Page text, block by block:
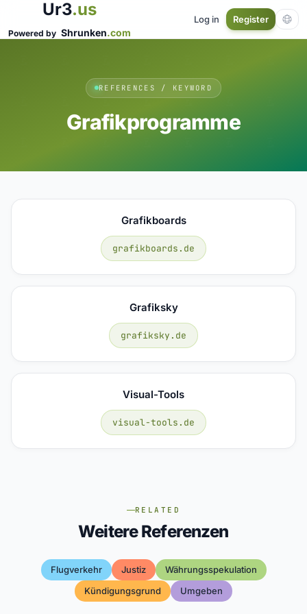
Ur3.us
Powered by Shrunken.com
Log in Register
REFERENCES / KEYWORD
Grafikprogramme
Grafikboards
grafikboards.de
Grafiksky
grafiksky.de
Visual-Tools
visual-tools.de
RELATED
Weitere Referenzen
Flugverkehr Justiz
Währungsspekulation
Kündigungsgrund
Umgeben